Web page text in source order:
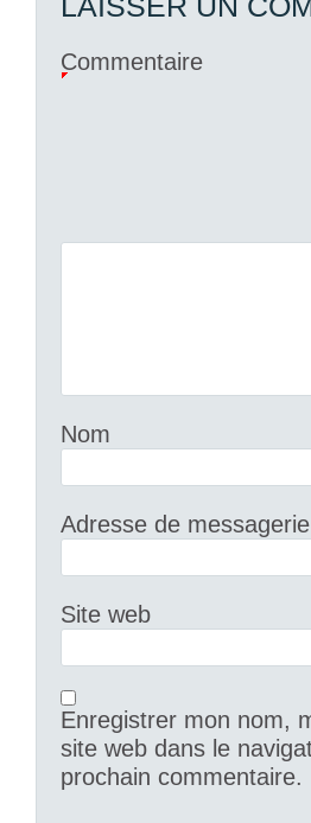
Commentaire
Nom
Adresse de messagerie
Site web
Enregistrer mon nom,
site web dans le
prochain commentaire.